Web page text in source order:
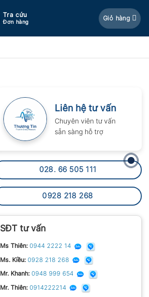
Tra cứu
Đơn hàng
Giỏ hàng
Liên hệ tư vấn
Chuyên viên tư vấn
sẵn sàng hỗ trợ
028. 66 505 111
0928 218 268
SĐT tư vấn
Ms Thiên: 0944 2222 14
Ms. Kiều: 0928 218 268
Mr. Khanh: 0948 999 654
Mr. Thiên: 0914222214